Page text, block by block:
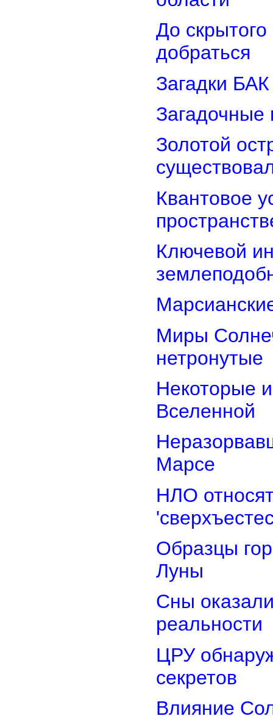
До
добраться
Загадки
Загадочные
Золотой
Квантовое
Ключевой
Миры
нетронутые
Некоторые
Вселенной
Марсе
НЛО
Образцы
Луны
Сны
реальности
ЦРУ
секретов
Влияние